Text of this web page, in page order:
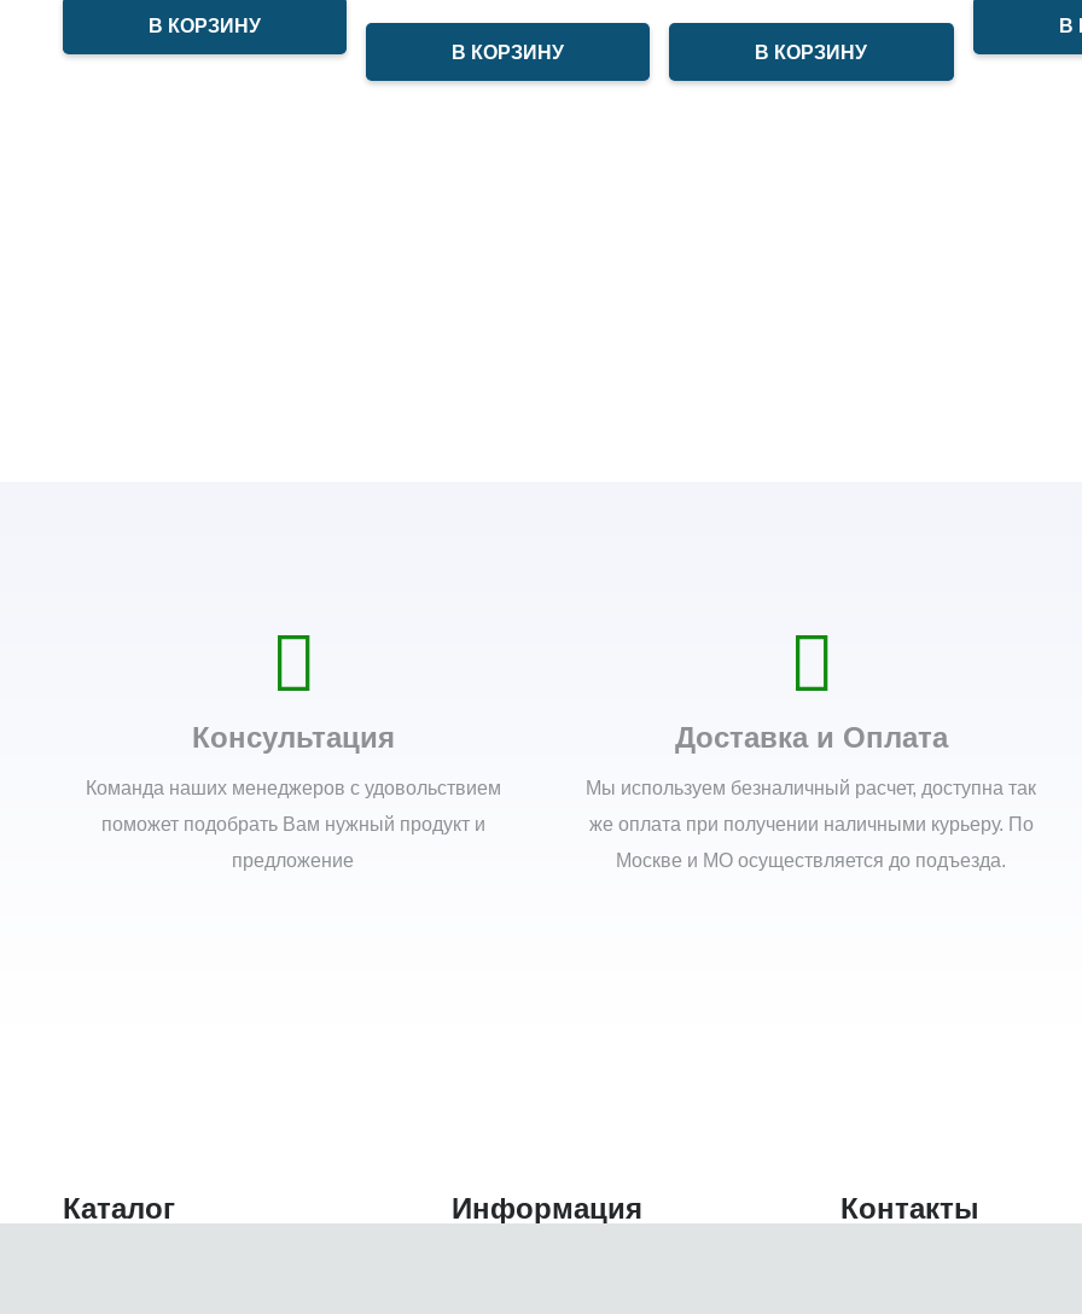
В КОРЗИНУ
В КОРЗИНУ В КОРЗИНУ
В
Консультация
Команда наших менеджеров с удовольствием
поможет подобрать Вам нужный продукт и
предложение
Доставка и Оплата
Мы используем безналичный расчет, доступна так
же оплата при получении наличными курьеру. По
Москве и МО осуществляется до подъезда.
Каталог Информация Контакты